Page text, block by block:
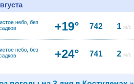
небо, без
+19° 742 1 м/с
небо, без
+24° 741 2 м/с